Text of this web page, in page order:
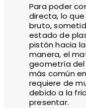
Para poder
directa, lo
bruto,
estado de
pistón hacia
manera, el
geometría del
más común
requiere de
debido a la
presentar.